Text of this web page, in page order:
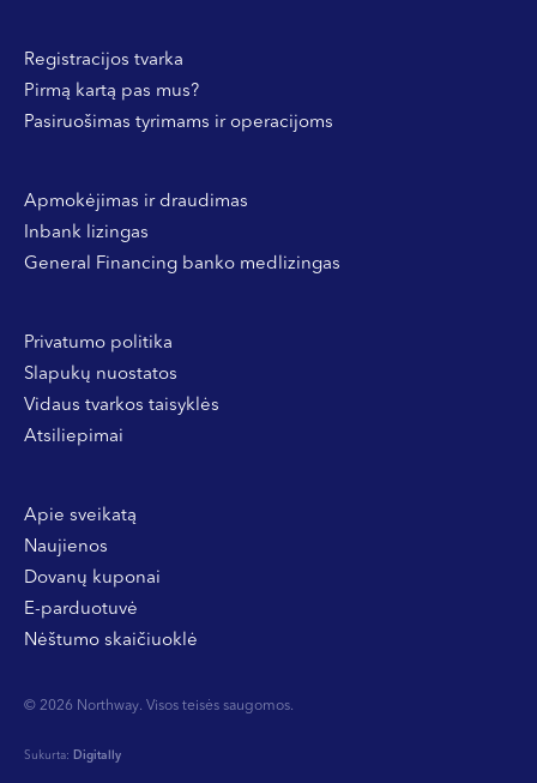
Registracijos tvarka
Pirmą kartą pas mus?
Pasiruošimas tyrimams ir operacijoms
Apmokėjimas ir draudimas
Inbank lizingas
General Financing banko medlizingas
Privatumo politika
Slapukų nuostatos
Vidaus tvarkos taisyklės
Atsiliepimai
Apie sveikatą
Naujienos
Dovanų kuponai
E-parduotuvė
Nėštumo skaičiuoklė
© 2026 Northway. Visos teisės saugomos.
Sukurta: Digitally